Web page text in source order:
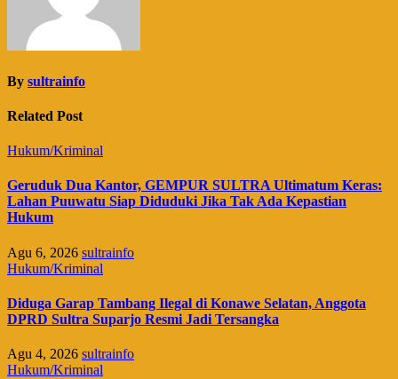
By sultrainfo
Related Post
Hukum/Kriminal
Geruduk Dua Kantor, GEMPUR SULTRA Ultimatum Keras:
Lahan Puuwatu Siap Diduduki Jika Tak Ada Kepastian
Hukum
Agu 6, 2026 sultrainfo
Hukum/Kriminal
Diduga Garap Tambang Ilegal di Konawe Selatan, Anggota
DPRD Sultra Suparjo Resmi Jadi Tersangka
Agu 4, 2026 sultrainfo
Hukum/Kriminal